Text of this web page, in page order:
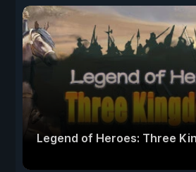
Legend of Heroes: Three